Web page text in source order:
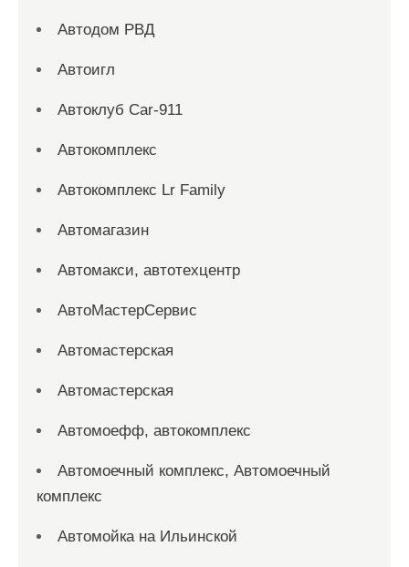
Автодом РВД
Автоигл
Автоклуб Car-911
Автокомплекс
Автокомплекс Lr Family
Автомагазин
Автомакси, автотехцентр
АвтоМастерСервис
Автомастерская
Автомастерская
Автомоефф, автокомплекс
Автомоечный комплекс, Автомоечный
комплекс
Автомойка на Ильинской